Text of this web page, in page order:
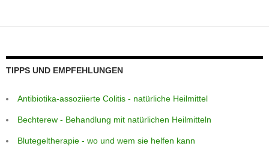
TIPPS UND EMPFEHLUNGEN
Antibiotika-assoziierte Colitis - natürliche Heilmittel
Bechterew - Behandlung mit natürlichen Heilmitteln
Blutegeltherapie - wo und wem sie helfen kann